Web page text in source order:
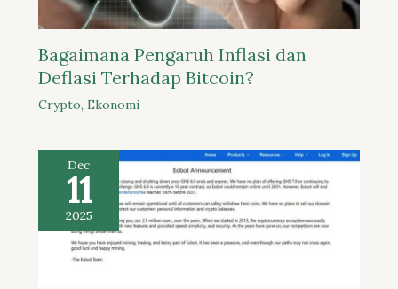
Bagaimana Pengaruh Inflasi dan
Deflasi Terhadap Bitcoin?
Crypto, Ekonomi
Dec
11
2025